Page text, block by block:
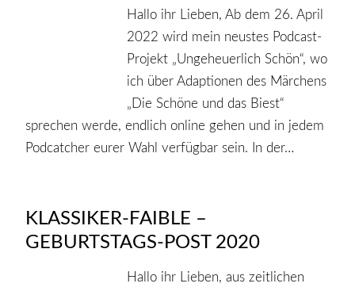
Hallo ihr Lieben, Ab dem 26. April
2022 wird mein neustes Podcast-
Projekt „Ungeheuerlich Schön“, wo
ich über Adaptionen des Märchens
„Die Schöne und das Biest“
sprechen werde, endlich online gehen und in jedem
Podcatcher eurer Wahl verfügbar sein. In der…
KLASSIKER-FAIBLE –
GEBURTSTAGS-POST 2020
Hallo ihr Lieben, aus zeitlichen